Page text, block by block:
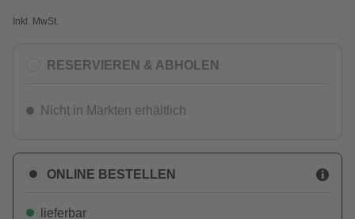
Inkl. MwSt.
RESERVIEREN & ABHOLEN
Nicht in Märkten erhältlich
ONLINE BESTELLEN
lieferbar